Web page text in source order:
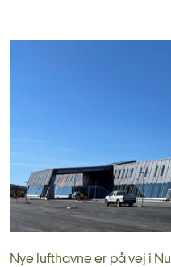
Nye lufthavne er på vej i